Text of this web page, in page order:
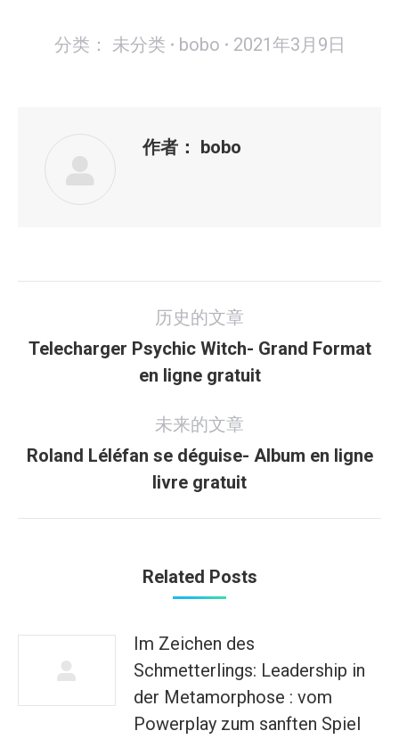
分类： 未分类 bobo 2021年3月9日
作者： bobo
导
历史的文章
历
史
的
文
章：
Telecharger Psychic Witch- Grand Format
en ligne gratuit
未来的文章
未
来
的
章：
Roland Léléfan se déguise- Album en ligne
livre gratuit
Related Posts
Im Zeichen des
Schmetterlings: Leadership in
der Metamorphose : vom
Powerplay zum sanften Spiel